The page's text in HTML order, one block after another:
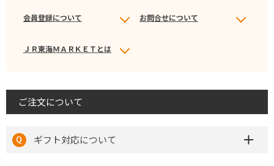
会員登録について お問合せについて
ＪＲ東海ＭＡＲＫＥＴとは
ご注文について
ギフト対応について